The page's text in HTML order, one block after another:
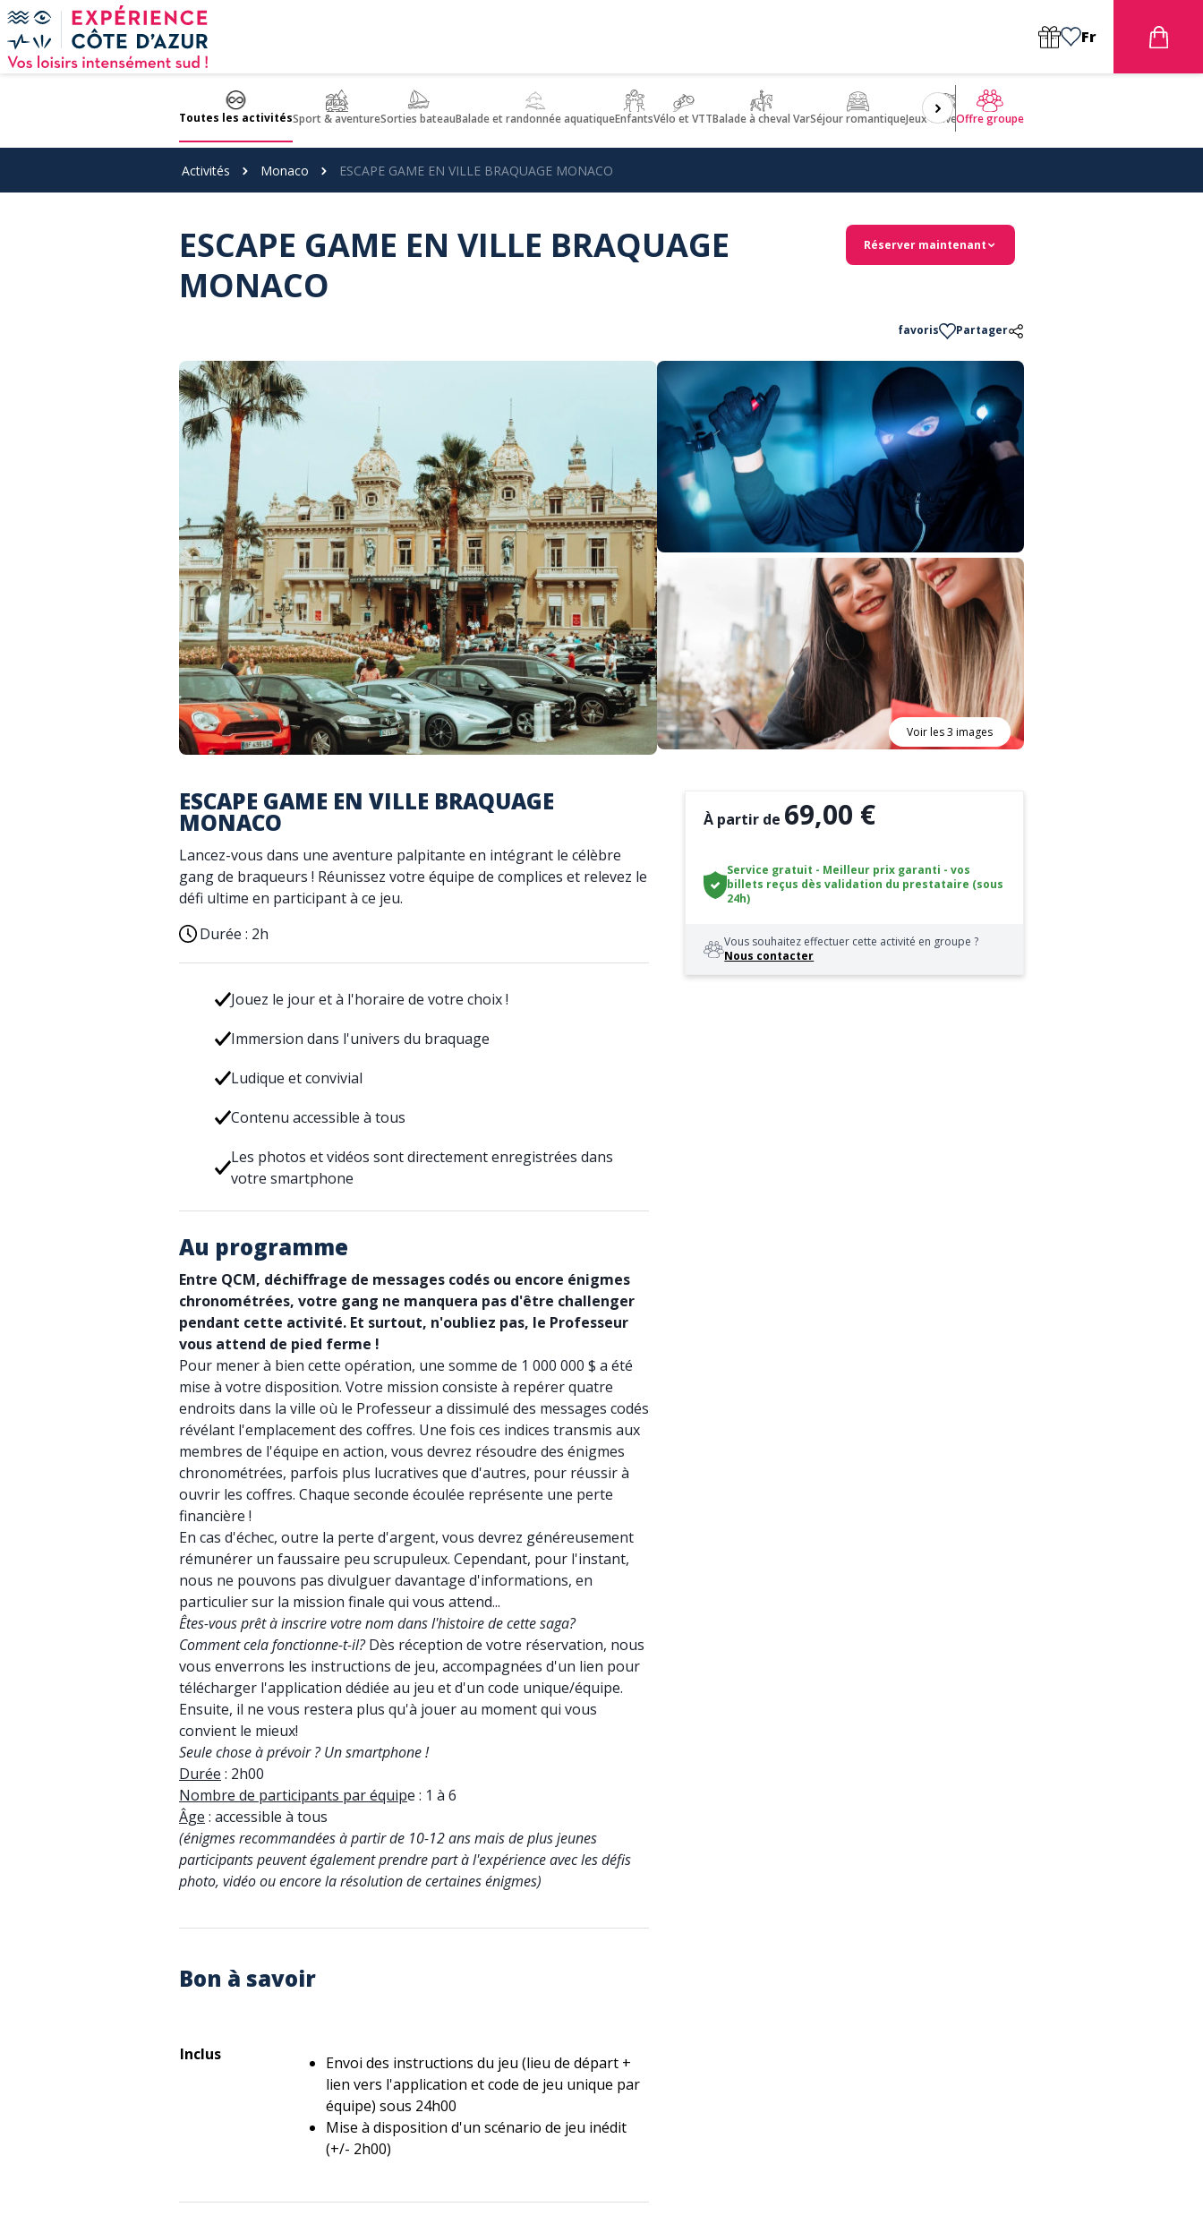
Panneau de gestion des cookies
Fr
Toutes les activitésSport & aventureSorties bateauBalade et randonnée aquatiqueEnfantsVélo et VTTBalade à cheval VarSéjour romantiqueJeux d'aventuresBien être
Offre groupe
Activités Monaco ESCAPE GAME EN VILLE BRAQUAGE MONACO
ESCAPE GAME EN VILLE BRAQUAGE
MONACO
Réserver maintenant
favoris Partager
Voir les 3 images
ESCAPE GAME EN VILLE BRAQUAGE
MONACO
Lancez-vous dans une aventure palpitante en intégrant le célèbre
gang de braqueurs ! Réunissez votre équipe de complices et relevez le
défi ultime en participant à ce jeu.
Durée : 2h
Jouez le jour et à l'horaire de votre choix !
Immersion dans l'univers du braquage
Ludique et convivial
Contenu accessible à tous
Les photos et vidéos sont directement enregistrées dans
votre smartphone
Au programme
Entre QCM, déchiffrage de messages codés ou encore énigmes
chronométrées, votre gang ne manquera pas d'être challenger
pendant cette activité. Et surtout, n'oubliez pas, le Professeur
vous attend de pied ferme !
Pour mener à bien cette opération, une somme de 1 000 000 $ a été
mise à votre disposition. Votre mission consiste à repérer quatre
endroits dans la ville où le Professeur a dissimulé des messages codés
révélant l'emplacement des coffres. Une fois ces indices transmis aux
membres de l'équipe en action, vous devrez résoudre des énigmes
chronométrées, parfois plus lucratives que d'autres, pour réussir à
ouvrir les coffres. Chaque seconde écoulée représente une perte
financière !
En cas d'échec, outre la perte d'argent, vous devrez généreusement
rémunérer un faussaire peu scrupuleux. Cependant, pour l'instant,
nous ne pouvons pas divulguer davantage d'informations, en
particulier sur la mission finale qui vous attend...
Êtes-vous prêt à inscrire votre nom dans l'histoire de cette saga?
Comment cela fonctionne-t-il?Dès réception de votre réservation, nous
vous enverrons les instructions de jeu, accompagnées d'un lien pour
télécharger l'application dédiée au jeu et d'un code unique/équipe.
Ensuite, il ne vous restera plus qu'à jouer au moment qui vous
convient le mieux!
Seule chose à prévoir ? Un smartphone !
Durée : 2h00
Nombre de participants par équipe : 1 à 6
Âge : accessible à tous
(énigmes recommandées à partir de 10-12 ans mais de plus jeunes
participants peuvent également prendre part à l'expérience avec les défis
photo, vidéo ou encore la résolution de certaines énigmes)
Bon à savoir
Inclus
Envoi des instructions du jeu (lieu de départ +
lien vers l'application et code de jeu unique par
équipe) sous 24h00
Mise à disposition d'un scénario de jeu inédit
(+/- 2h00)
À partir de 69,00 €
Service gratuit - Meilleur prix garanti - vos
billets reçus dès validation du prestataire (sous
24h)
Vous souhaitez effectuer cette activité en groupe ?
Nous contacter